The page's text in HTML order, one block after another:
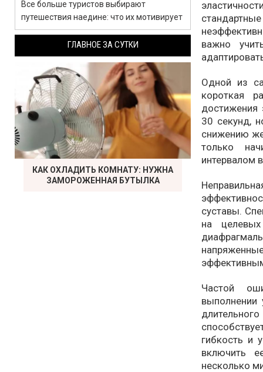
важно
Одной из
короткая
достижения
30 секунд,
снижению
только
интервалом
суставы.
на
Частой
выполнении
гибкость и
включить
несколько
Все больше туристов выбирают
путешествия наедине: что их мотивирует
ГЛАВНОЕ ЗА СУТКИ
КАК ОХЛАДИТЬ КОМНАТУ: НУЖНА
ЗАМОРОЖЕННАЯ БУТЫЛКА